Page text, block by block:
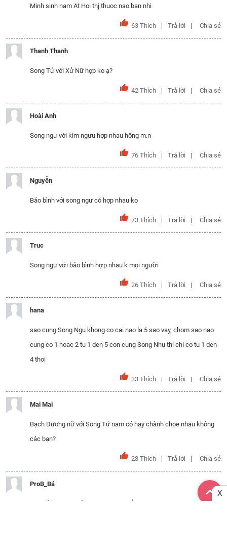
Minh sinh nam At Hoi thj thuoc nao ban nhi
63 Thích Trả lời Chia sẻ
Thanh Thanh
Song Tử với Xử Nữ hợp ko ạ?
42 Thích Trả lời Chia sẻ
Hoài Anh
Song ngư với kim ngưu hợp nhau hông m.n
76 Thích Trả lời Chia sẻ
Nguyễn
Bảo bình với song ngư có hợp nhau ko
73 Thích Trả lời Chia sẻ
Truc
Song ngư với bảo bình hợp nhau k mọi người
26 Thích Trả lời Chia sẻ
hana
sao cung Song Ngu khong co cai nao la 5 sao vay, chom sao nao
cung co 1 hoac 2 tu 1 den 5 con cung Song Nhu thi chi co tu 1 den
4 thoi
33 Thích Trả lời Chia sẻ
Mai Mai
Bạch Dương nữ với Song Tử nam có hay chành chọe nhau không
các bạn?
28 Thích Trả lời Chia sẻ
ProB_Bá
X